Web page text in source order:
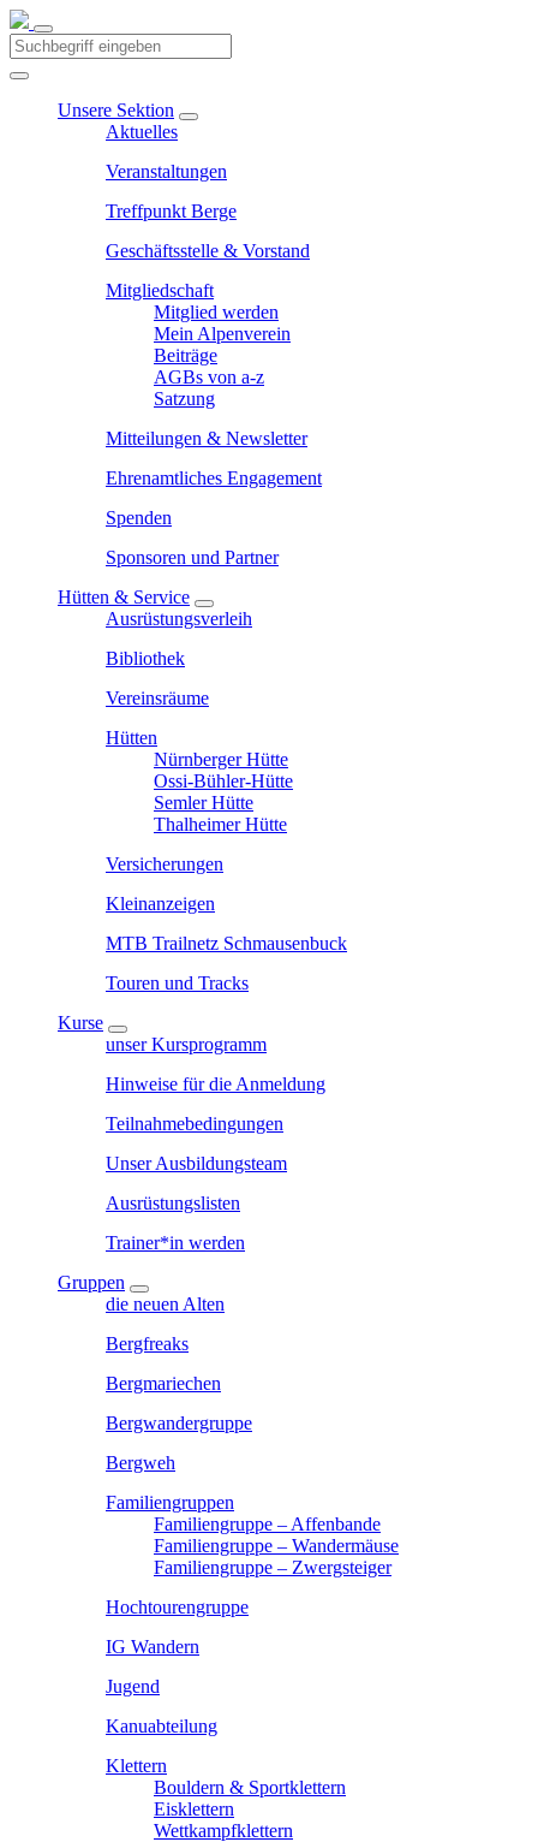
Unsere Sektion
Aktuelles
Veranstaltungen
Treffpunkt Berge
Geschäftsstelle & Vorstand
Mitgliedschaft
Mitglied werden
Mein Alpenverein
Beiträge
AGBs von a-z
Satzung
Mitteilungen & Newsletter
Ehrenamtliches Engagement
Spenden
Sponsoren und Partner
Hütten & Service
Ausrüstungsverleih
Bibliothek
Vereinsräume
Hütten
Nürnberger Hütte
Ossi-Bühler-Hütte
Semler Hütte
Thalheimer Hütte
Versicherungen
Kleinanzeigen
MTB Trailnetz Schmausenbuck
Touren und Tracks
Kurse
unser Kursprogramm
Hinweise für die Anmeldung
Teilnahmebedingungen
Unser Ausbildungsteam
Ausrüstungslisten
Trainer*in werden
Gruppen
die neuen Alten
Bergfreaks
Bergmariechen
Bergwandergruppe
Bergweh
Familiengruppen
Familiengruppe – Affenbande
Familiengruppe – Wandermäuse
Familiengruppe – Zwergsteiger
Hochtourengruppe
IG Wandern
Jugend
Kanuabteilung
Klettern
Bouldern & Sportklettern
Eisklettern
Wettkampfklettern